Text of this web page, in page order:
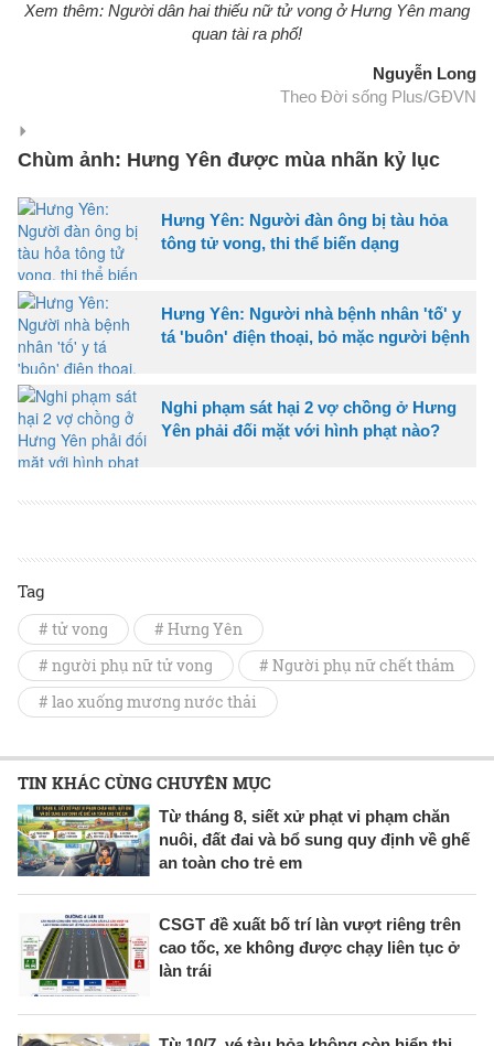
Xem thêm: Người dân hai thiếu nữ tử vong ở Hưng Yên mang
quan tài ra phố!
Nguyễn Long
Theo Đời sống Plus/GĐVN
Chùm ảnh: Hưng Yên được mùa nhãn kỷ lục
Hưng Yên: Người đàn ông bị tàu hỏa
tông tử vong, thi thể biến dạng
Hưng Yên: Người nhà bệnh nhân 'tố' y
tá 'buôn' điện thoại, bỏ mặc người bệnh
Nghi phạm sát hại 2 vợ chồng ở Hưng
Yên phải đối mặt với hình phạt nào?
Tag
# tử vong
# Hưng Yên
# người phụ nữ tử vong
# Người phụ nữ chết thảm
# lao xuống mương nước thải
TIN KHÁC CÙNG CHUYÊN MỤC
Từ tháng 8, siết xử phạt vi phạm chăn
nuôi, đất đai và bổ sung quy định về ghế
an toàn cho trẻ em
CSGT đề xuất bố trí làn vượt riêng trên
cao tốc, xe không được chạy liên tục ở
làn trái